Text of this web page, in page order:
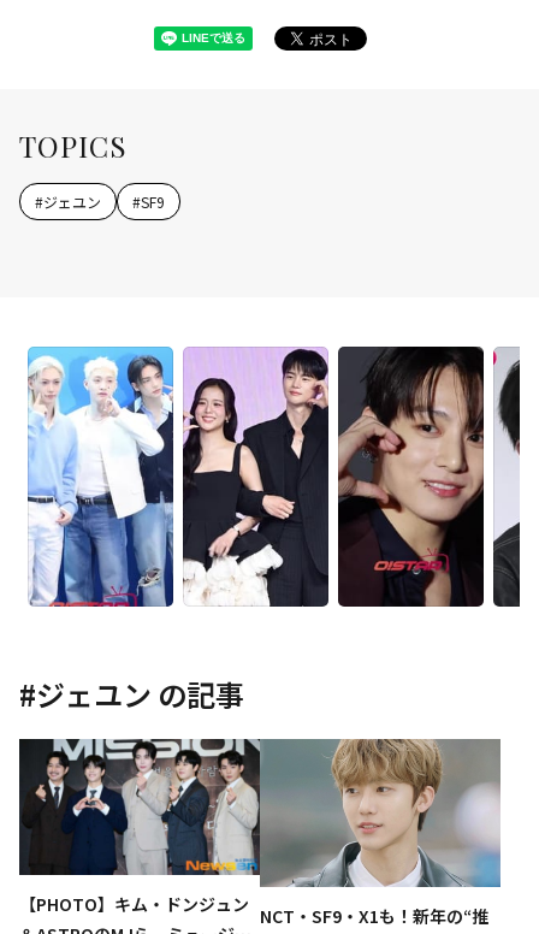
TOPICS
#ジェユン #SF9
#ジェユン の記事
【PHOTO】キム・ドンジュン
NCT・SF9・X1も！新年の“推